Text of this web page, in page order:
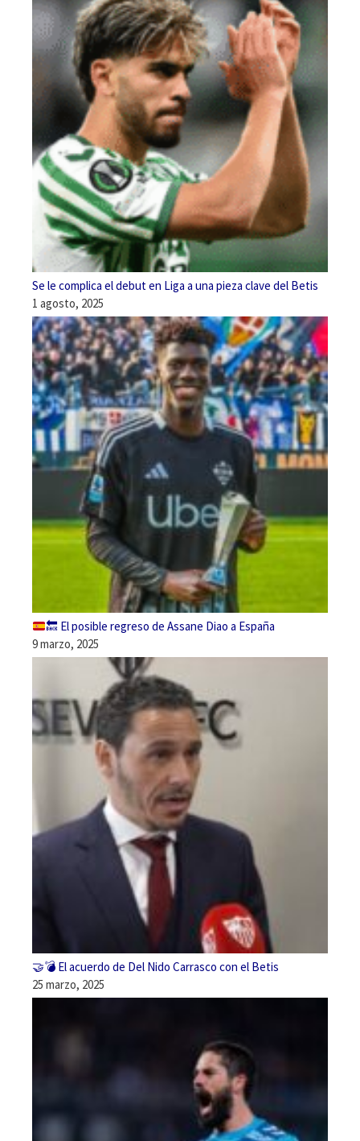
Se le complica el debut en Liga a una pieza clave del Betis
1 agosto, 2025
🔙 El posible regreso de Assane Diao a España
9 marzo, 2025
🤝💣 El acuerdo de Del Nido Carrasco con el Betis
25 marzo, 2025